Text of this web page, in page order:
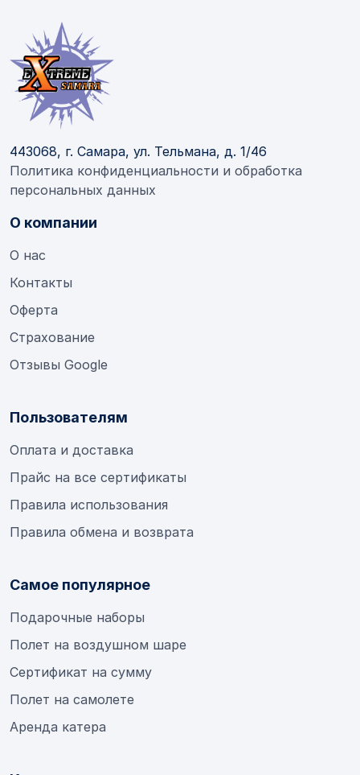
443068, г. Самара, ул. Тельмана, д. 1/46
Политика конфиденциальности и обработка
персональных данных
О компании
О нас
Контакты
Оферта
Страхование
Отзывы Google
Пользователям
Оплата и доставка
Прайс на все сертификаты
Правила использования
Правила обмена и возврата
Самое популярное
Подарочные наборы
Полет на воздушном шаре
Сертификат на сумму
Полет на самолете
Аренда катера